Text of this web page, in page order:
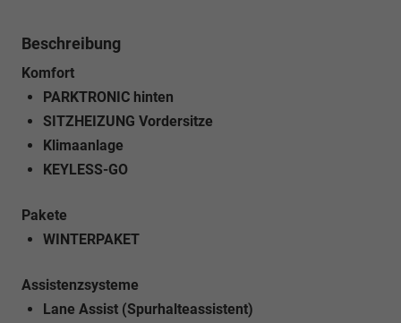
Beschreibung
Komfort
PARKTRONIC hinten
SITZHEIZUNG Vordersitze
Klimaanlage
KEYLESS-GO
Pakete
WINTERPAKET
Assistenzsysteme
Lane Assist (Spurhalteassistent)